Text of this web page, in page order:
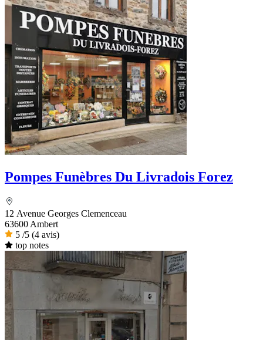
Pompes Funèbres Du Livradois Forez
12 Avenue Georges Clemenceau
63600 Ambert
5 /5 (4 avis)
top notes